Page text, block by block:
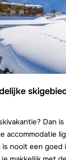
Dan
accommodatie
nooit een goed